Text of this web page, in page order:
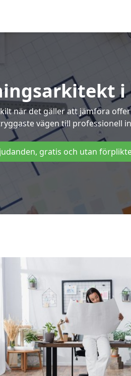
i
när det gäller att jämföra
vägen till professionell
gratis och utan